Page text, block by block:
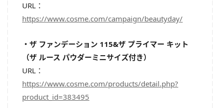
URL：
https://www.cosme.com/campaign/beautyday/
・ザ ファンデーション 115&ザ プライマー キット
（ザ ルース パウダーミニサイズ付き）
URL：
https://www.cosme.com/products/detail.php?
product_id=383495